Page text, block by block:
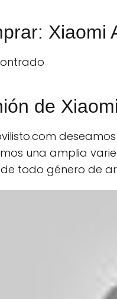
Xiaomi
de Xiaomi
una amplia
todo género de